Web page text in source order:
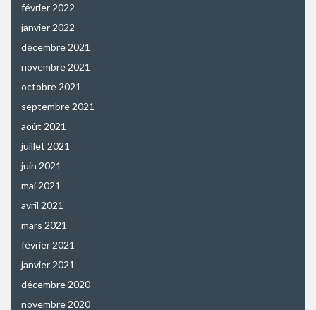
février 2022
janvier 2022
décembre 2021
novembre 2021
octobre 2021
septembre 2021
août 2021
juillet 2021
juin 2021
mai 2021
avril 2021
mars 2021
février 2021
janvier 2021
décembre 2020
novembre 2020